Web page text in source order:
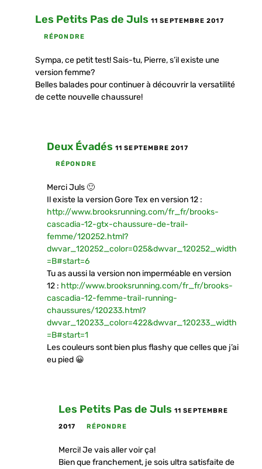
Les Petits Pas de Juls 11 SEPTEMBRE 2017
RÉPONDRE
Sympa, ce petit test! Sais-tu, Pierre, s’il existe une
version femme?
Belles balades pour continuer à découvrir la versatilité
de cette nouvelle chaussure!
Deux Évadés 11 SEPTEMBRE 2017
RÉPONDRE
Merci Juls 🙂
Il existe la version Gore Tex en version 12 :
http://www.brooksrunning.com/fr_fr/brooks-
cascadia-12-gtx-chaussure-de-trail-
femme/120252.html?
dwvar_120252_color=025&dwvar_120252_width
=B#start=6
Tu as aussi la version non imperméable en version
12 : http://www.brooksrunning.com/fr_fr/brooks-
cascadia-12-femme-trail-running-
chaussures/120233.html?
dwvar_120233_color=422&dwvar_120233_width
=B#start=1
Les couleurs sont bien plus flashy que celles que j’ai
eu pied 😀
Les Petits Pas de Juls 11 SEPTEMBRE
2017 RÉPONDRE
Merci! Je vais aller voir ça!
Bien que franchement, je sois ultra satisfaite de